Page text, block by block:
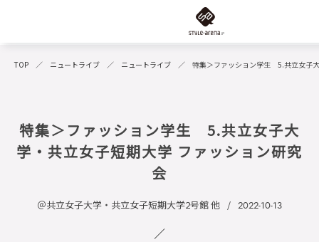
TOP ニュートライブ ニュートライブ 特集＞ファッション学生 5.共立女子
特集＞ファッション学生 5.共立女子大
学・共立女子短期大学 ファッション研究
会
＠共立女子大学・共立女子短期大学2号館 他 2022-10-13